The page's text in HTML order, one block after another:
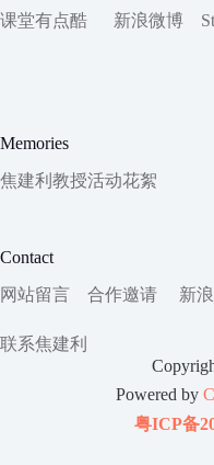
课堂有点酷
新浪微博
Memories
焦建利教授活动花絮
Contact
网站留言
合作邀请 新
联系焦建利
Powered by
粤ICP备